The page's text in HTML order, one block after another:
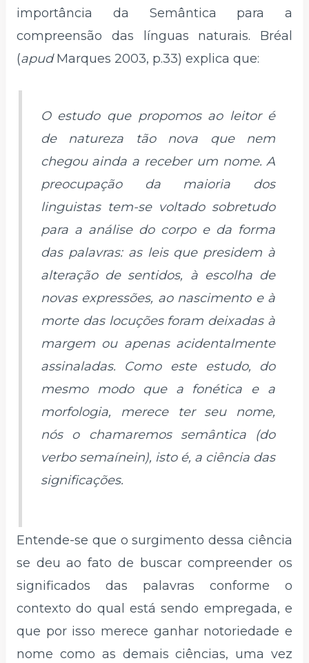
importância da Semântica para a
compreensão das línguas naturais. Bréal
(apudMarques 2003, p.33) explica que:
O estudo que propomos ao leitor é
de natureza tão nova que nem
chegou ainda a receber um nome. A
preocupação da maioria dos
linguistas tem-se voltado sobretudo
para a análise do corpo e da forma
das palavras: as leis que presidem à
alteração de sentidos, à escolha de
novas expressões, ao nascimento e à
morte das locuções foram deixadas à
margem ou apenas acidentalmente
assinaladas. Como este estudo, do
mesmo modo que a fonética e a
morfologia, merece ter seu nome,
nós o chamaremos semântica (do
verbo semaínein), isto é, a ciência das
significações.
Entende-se que o surgimento dessa ciência
se deu ao fato de buscar compreender os
significados das palavras conforme o
contexto do qual está sendo empregada, e
que por isso merece ganhar notoriedade e
nome como as demais ciências, uma vez